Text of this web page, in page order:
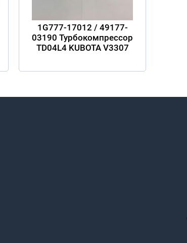
1G777-17012 / 49177-
03190 Турбокомпрессор
TD04L4 KUBOTA V3307